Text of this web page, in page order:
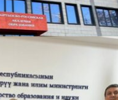
и начального
13.07.2026
КЫРГЫЗКО-
ОБРАЗОВАНИЯ
10.07.2026
Медиа